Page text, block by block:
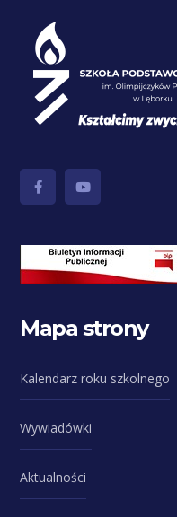
Mapa strony
Kalendarz roku szkolnego
Wywiadówki
Aktualności